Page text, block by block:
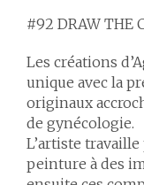
#92 DRAW THE
Les créations
unique avec la
originaux
de gynécologie.
L’artiste
peinture à des